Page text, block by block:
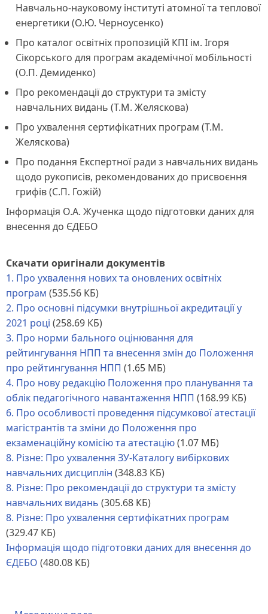
Навчально-науковому інституті атомної та теплової
енергетики (О.Ю. Черноусенко)
Про каталог освітніх пропозицій КПІ ім. Ігоря
Сікорського для програм академічної мобільності
(О.П. Демиденко)
Про рекомендації до структури та змісту
навчальних видань (Т.М. Желяскова)
Про ухвалення сертифікатних програм (Т.М.
Желяскова)
Про подання Експертної ради з навчальних видань
щодо рукописів, рекомендованих до присвоєння
грифів (С.П. Гожій)
Інформація О.А. Жученка щодо підготовки даних для
внесення до ЄДЕБО
Скачати оригінали документів
1. Про ухвалення нових та оновлених освітніх
програм (535.56 КБ)
2. Про основні підсумки внутрішньої акредитації у
2021 році (258.69 КБ)
3. Про норми бального оцінювання для
рейтингування НПП та внесення змін до Положення
про рейтингування НПП (1.65 МБ)
4. Про нову редакцію Положення про планування та
облік педагогічного навантаження НПП (168.99 КБ)
6. Про особливості проведення підсумкової атестації
магістрантів та зміни до Положення про
екзаменаційну комісію та атестацію(1.07 МБ)
8. Різне: Про ухвалення ЗУ-Каталогу вибіркових
навчальних дисциплін (348.83 КБ)
8. Різне: Про рекомендації до структури та змісту
навчальних видань (305.68 КБ)
8. Різне: Про ухвалення сертифікатних програм
(329.47 КБ)
Інформація щодо підготовки даних для внесення до
ЄДЕБО (480.08 КБ)